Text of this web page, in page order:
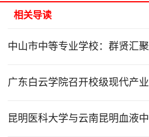
相关导读
中山市中等专业学校：群贤汇
广东白云学院召开校级现代产
昆明医科大学与云南昆明血液